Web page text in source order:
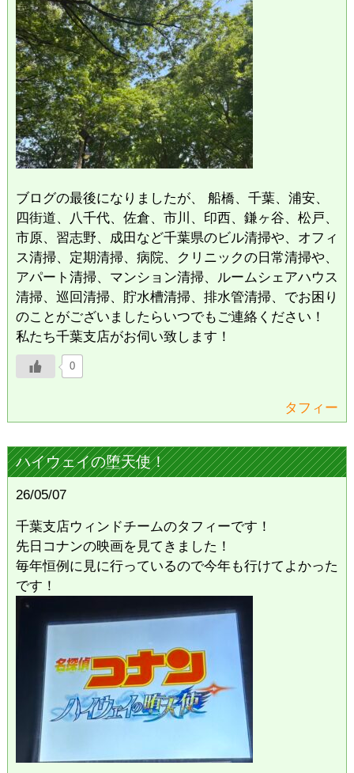
ブログの最後になりましたが、 船橋、千葉、浦安、
四街道、八千代、佐倉、市川、印西、鎌ヶ谷、松戸、
市原、習志野、成田など千葉県のビル清掃や、オフィ
ス清掃、定期清掃、病院、クリニックの日常清掃や、
アパート清掃、マンション清掃、ルームシェアハウス
清掃、巡回清掃、貯水槽清掃、排水管清掃、でお困り
のことがございましたらいつでもご連絡ください！
私たち千葉支店がお伺い致します！
0
タフィー
ハイウェイの堕天使！
26/05/07
千葉支店ウィンドチームのタフィーです！
先日コナンの映画を見てきました！
毎年恒例に見に行っているので今年も行けてよかった
です！